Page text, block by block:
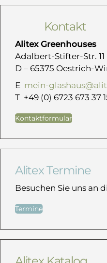
Kontakt
Alitex Greenhouses
Adalbert-Stifter-Str. 11
D – 65375 Oestrich-
E mein-
T +49 (0) 6723 673 37
Kontaktformular
Alitex Termine
Besuchen Sie uns an
Termine